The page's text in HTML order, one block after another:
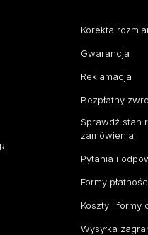
Korekta
Gwarancja
Reklamacja
Bezpłatny
Sprawdź stan
zamówienia
Pytania i
Formy
Koszty i formy
Wysyłka